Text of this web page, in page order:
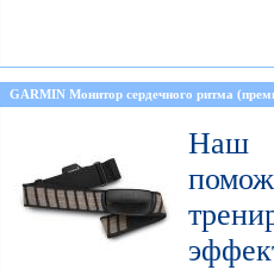
GARMIN Монитор сердечного ритма
Наш